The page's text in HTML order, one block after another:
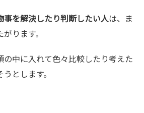
事を解決したり判断したい人 は、ま
ります。
の中に入れて色々比較したり考えた
とします。